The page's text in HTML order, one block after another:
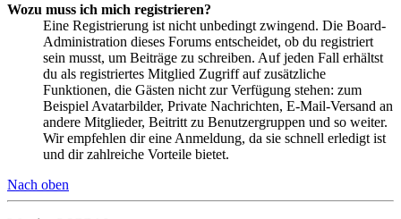
Wozu muss ich mich registrieren?
Eine Registrierung ist nicht unbedingt zwingend. Die Board-
Administration dieses Forums entscheidet, ob du registriert
sein musst, um Beiträge zu schreiben. Auf jeden Fall erhältst
du als registriertes Mitglied Zugriff auf zusätzliche
Funktionen, die Gästen nicht zur Verfügung stehen: zum
Beispiel Avatarbilder, Private Nachrichten, E-Mail-Versand an
andere Mitglieder, Beitritt zu Benutzergruppen und so weiter.
Wir empfehlen dir eine Anmeldung, da sie schnell erledigt ist
und dir zahlreiche Vorteile bietet.
Nach oben